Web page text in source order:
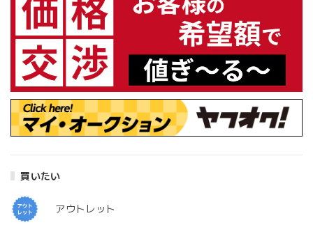
買いたい
アウトレット